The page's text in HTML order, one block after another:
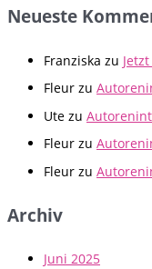
Neueste
Franziska zu
Fleur zu
Ute zu
Fleur zu
Fleur zu
Archiv
Juni 2025